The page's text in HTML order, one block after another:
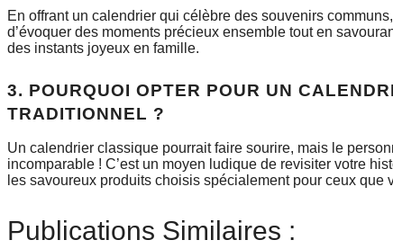
En offrant un calendrier qui célèbre des souvenirs
d’évoquer des moments précieux ensemble tout en
des instants joyeux en famille.
3. POURQUOI OPTER POUR UN
TRADITIONNEL ?
Un calendrier classique pourrait faire sourire, mais le
incomparable ! C’est un moyen ludique de revisiter votre
les savoureux produits choisis spécialement pour ceux que
Publications Similaires :